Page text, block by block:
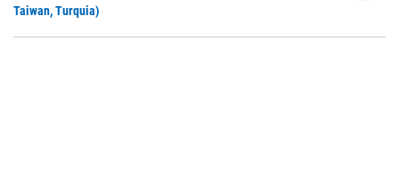
Taiwan, Turquia)